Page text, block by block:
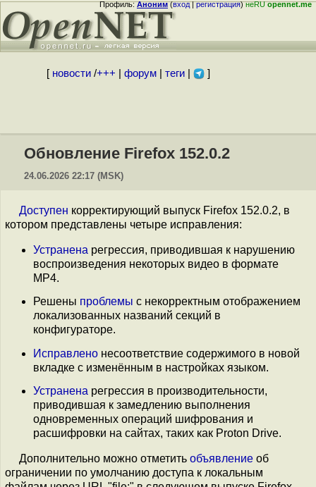
Профиль:Аноним(вход|регистрация)неRUopennet.me
[ новости/+++ форум| теги| ]
Обновление Firefox 152.0.2
24.06.2026 22:17 (MSK)
Доступен корректирующий выпуск Firefox 152.0.2, в
котором представлены четыре исправления:
Устранена регрессия, приводившая к нарушению
воспроизведения некоторых видео в формате
MP4.
Решены проблемы с некорректным отображением
локализованных названий секций в
конфигураторе.
Исправлено несоответствие содержимого в новой
вкладке с изменённым в настройках языком.
Устранена регрессия в производительности,
приводившая к замедлению выполнения
одновременных операций шифрования и
расшифровки на сайтах, таких как Proton Drive.
Дополнительно можно отметить объявление об
ограничении по умолчанию доступа к локальным